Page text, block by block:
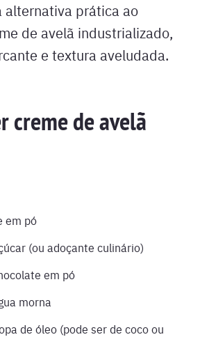
alternativa prática ao
de avelã industrializado,
e textura aveludada.
creme de avelã
em pó
(ou adoçante culinário)
em pó
morna
de óleo (pode ser de coco ou